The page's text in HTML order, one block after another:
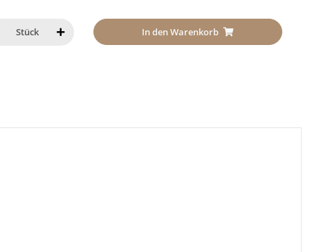
Stück In den Warenkorb